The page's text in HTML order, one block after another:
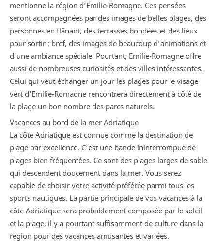
mentionne la région d’Emilie-Romagne. Ces pensées
seront accompagnées par des images de belles plages, des
personnes en flânant, des terrasses bondées et des lieux
pour sortir ; bref, des images de beaucoup d’animations et
d’une ambiance spéciale. Pourtant, Emilie-Romagne offre
aussi de nombreuses curiosités et des villes intéressantes.
Celui qui veut échanger un jour les plages pour le visage
vert d’Emilie-Romagne rencontrera directement à côté de
la plage un bon nombre des parcs naturels.
Vacances au bord de la mer Adriatique
La côte Adriatique est connue comme la destination de
plage par excellence. C’est une bande ininterrompue de
plages bien fréquentées. Ce sont des plages larges de sable
qui descendent doucement dans la mer. Vous serez
capable de choisir votre activité préférée parmi tous les
sports nautiques. La partie principale de vos vacances à la
côte Adriatique sera probablement composée par le soleil
et la plage, il y a pourtant suffisamment de culture dans la
région pour des vacances amusantes et variées.